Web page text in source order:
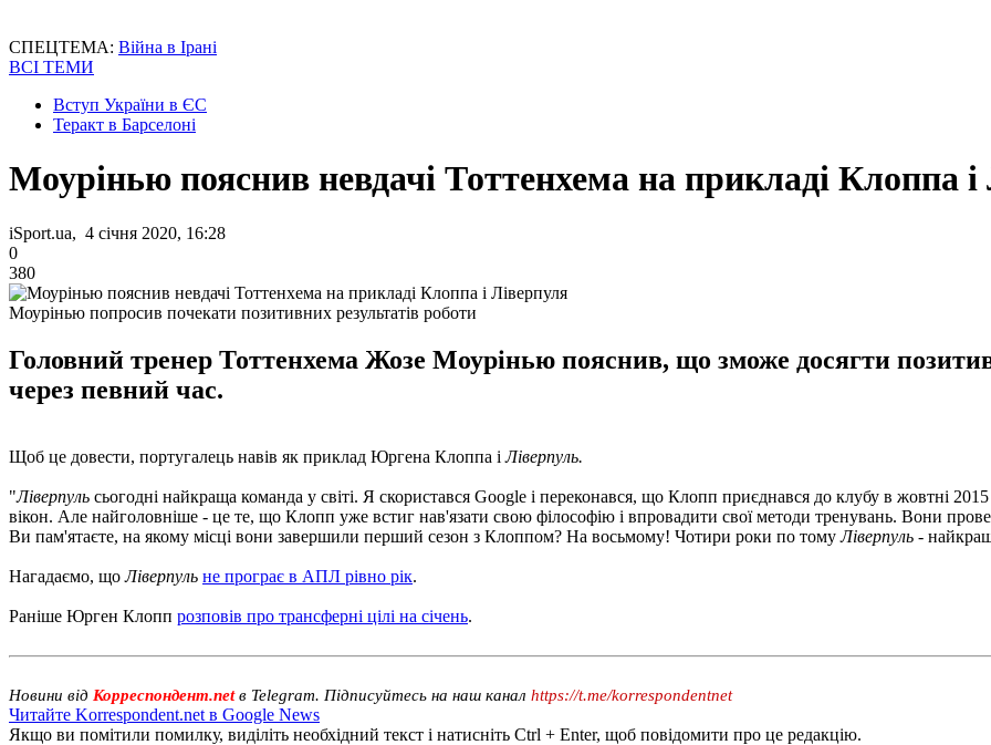
СПЕЦТЕМА: Війна в Ірані
ВСІ ТЕМИ
Вступ України в ЄС
Теракт в Барселоні
Моурінью пояснив невдачі Тоттенхема на прикладі Клоппа і
iSport.ua, 4 січня 2020, 16:28
0
380
Моурінью попросив почекати позитивних результатів роботи
Головний тренер Тоттенхема Жозе Моурінью пояснив, що зможе досягти
через певний час.
Щоб це довести, португалець навів як приклад Юргена Клоппа іЛіверпуль.
"Ліверпуль сьогодні найкраща команда у світі. Я скористався Google і переконався, що Клопп приєднався до клубу в жовтні
вікон. Але найголовніше - це те, що Клопп уже встиг нав'язати свою філософію і впровадити свої методи тренувань. Вони
Ви пам'ятаєте, на якому місці вони завершили перший сезон з Клоппом? На восьмому! Чотири роки по томуЛіверпуль -
Нагадаємо, щоЛіверпуль не програє в АПЛ рівно рік.
Раніше Юрген Клопп розповів про трансферні цілі на січень.
Новини від Корреспондент.netв Telegram. Підписуйтесь на наш канал https://t.me/korrespondentnet
Читайте Korrespondent.net в Google News
Якщо ви помітили помилку, виділіть необхідний текст і натисніть Ctrl + Enter, щоб повідомити про це редакцію.